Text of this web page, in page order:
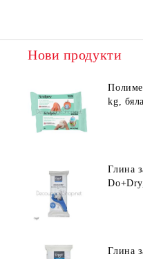
Нови продукти
kg, бяла
Глина
Глина